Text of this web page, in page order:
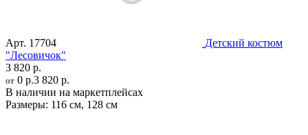
Арт. 17704
Детский костюм
"Лесовичок"
3 820 р.
от 0 р.3 820 р.
В наличии на маркетплейсах
Размеры: 116 см, 128 см